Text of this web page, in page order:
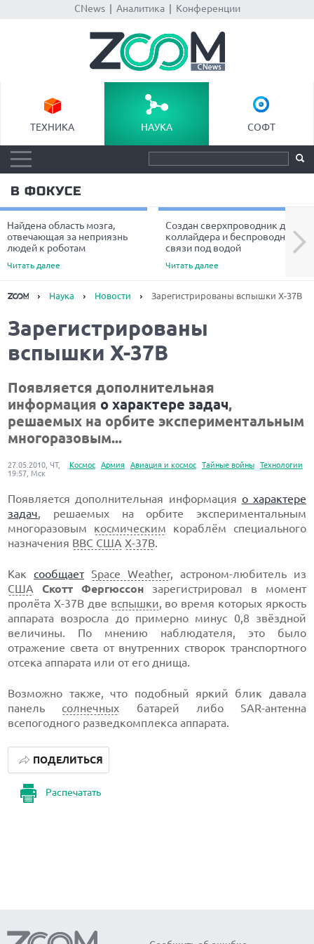
CNews| Аналитика| Конференции
ТЕХНИКА НАУКА СОФТ
В ФОКУСЕ
Найдена область мозга,
отвечающая за неприязнь
людей к роботам
Читать далее
Создан сверхпроводник для
коллайдера и беспроводной
связи под водой
Читать далее
Next
Наука Новости Зарегистрированы вспышки X-37B
Зарегистрированы
вспышки X-37B
Появляется дополнительная
информация о характере задач,
решаемых на орбите экспериментальным
многоразовым...
Космос Армия Авиация и космос Тайные войны Технологии
27.05.2010, ЧТ,
19:57, Мск
Появляется дополнительная информация о характере
задач, решаемых на орбите экспериментальным
многоразовым космическим кораблём специального
назначения ВВС США X-37B.
Каксообщает Space Weather, астроном-любитель из
США
Скотт Фергюссон зарегистрировал в момент
пролёта Х-37В две вспышки, во время которых яркость
аппарата возросла до примерно минус 0,8 звёздной
величины. По мнению наблюдателя, это было
отражение света от внутренних створок транспортного
отсека аппарата или от его днища.
Возможно также, что подобный яркий блик давала
панель солнечных батарей либо SAR-антенна
всепогодного разведкомплекса аппарата.
Распечатать
ПОДЕЛИТЬСЯ